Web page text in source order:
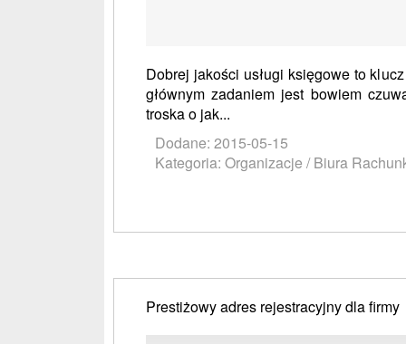
Dobrej jakości usługi księgowe to
głównym zadaniem jest bowiem
troska o jak...
Dodane: 2015-05-15
Kategoria: Organizacje / Biura
Prestiżowy adres rejestracyjny dla firmy